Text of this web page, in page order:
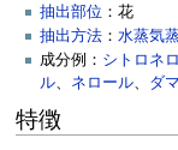
動 抽出部位 ：花
抽出方法 ： 水蒸気
成分例： シトロネ
ル、 ネロール、 ダ
特徴